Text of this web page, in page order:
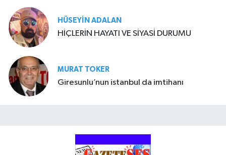
HÜSEYIN ADALAN
HİÇLERİN HAYATI VE SİYASİ DURUMU
MURAT TOKER
Giresunlu’nun istanbul da imtihanı